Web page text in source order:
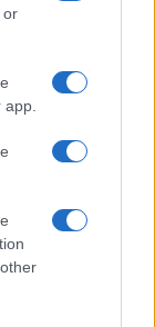
or
LAVORA CON NOI